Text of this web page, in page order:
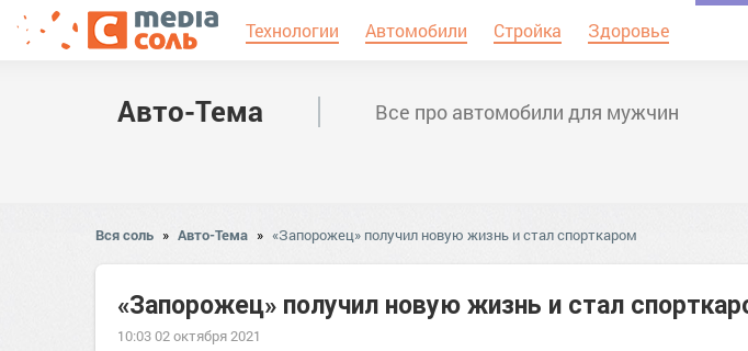
Технологии Автомобили Стройка Здоровье
Авто-Тема Все про автомобили для мужчин
Вся соль » Авто-Тема » «Запорожец» получил новую жизнь и стал спорткаром
«Запорожец» получил новую жизнь и стал
10:03 02 октября 2021